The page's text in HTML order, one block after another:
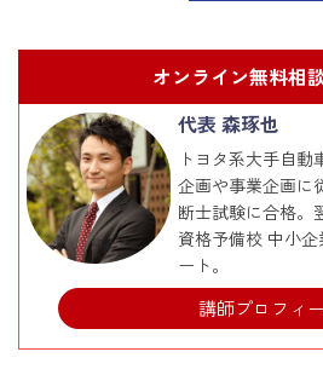
オンライン無料相
代表 森琢也
トヨタ系大手自
企画や事業企画に
断士試験に合格。
資格予備校 中小
ート。
講師プロフィ